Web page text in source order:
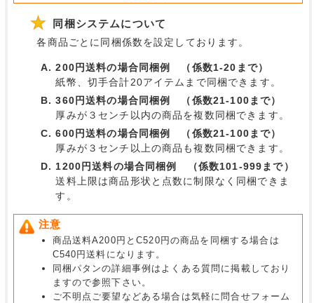
同梱システムについて
各商品ごとに同梱係数を設定しております。
200円送料の場合同梱例 （係数1-20まで）
紙幣、切手合計20アイテムまで同梱できます。
360円送料の場合同梱例 （係数21-100まで）
厚みが３センチ以内の商品を複数同梱できます。
600円送料の場合同梱例 （係数21-100まで）
厚みが３センチ以上の商品も複数同梱できます。
1200円送料の場合同梱例 （係数101-999まで）
送料上限は商品形状と点数に制限なく同梱できま
す。
注意
商品送料A200円とC520円の商品を同梱する場合は
C540円送料になります。
同梱パタンの詳細事例はよくある質問に掲載しており
ますので参照下さい。
ご不明点ご要望などある場合は気軽に問合せフォーム